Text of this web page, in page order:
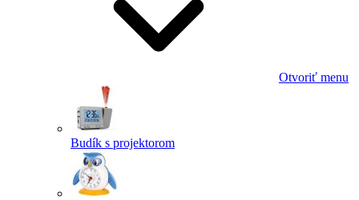
Otvoriť menu
Budík s projektorom